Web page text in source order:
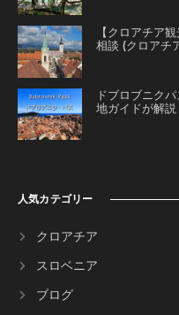
【クロアチア
相談 (クロアチ
ドブロブニク
地ガイドが解説
人気カテゴリー
クロアチア
スロベニア
ブログ